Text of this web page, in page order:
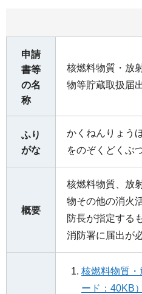
申請
書等
の名
称
核燃料物質・放
物等貯蔵取扱届
ふり
がな
かくねんりょう
をのぞくどくぶ
概要
核燃料物質、放
物その他の消火
防長が指定する
消防署に届出が
核燃料物質
ード：40KB）